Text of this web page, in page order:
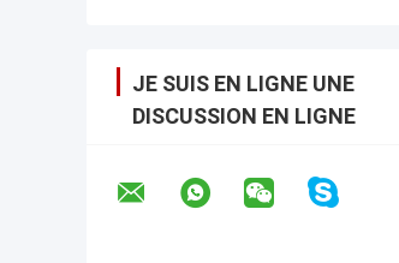
JE SUIS EN LIGNE UNE
DISCUSSION EN LIGNE